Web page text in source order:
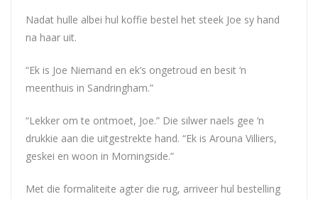
Nadat hulle albei hul koffie bestel het steek Joe sy hand
na haar uit.
“Ek is Joe Niemand en ek’s ongetroud en besit ‘n
meenthuis in Sandringham.”
“Lekker om te ontmoet, Joe.” Die silwer naels gee ‘n
drukkie aan die uitgestrekte hand. “Ek is Arouna Villiers,
geskei en woon in Morningside.”
Met die formaliteite agter die rug, arriveer hul bestelling